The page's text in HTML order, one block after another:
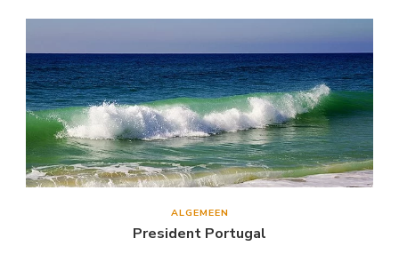
ALGEMEEN
President Portugal